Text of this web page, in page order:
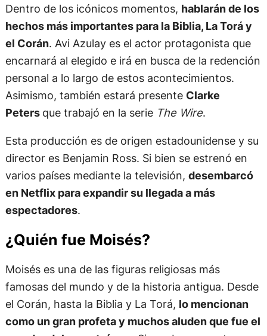
Dentro de los icónicos momentos, hablarán de los
hechos más importantes para la Biblia, La Torá y
el Corán. Avi Azulay es el actor protagonista que
encarnará al elegido e irá en busca de la redención
personal a lo largo de estos acontecimientos.
Asimismo, también estará presente Clarke
Peters que trabajó en la serie The Wire.
Esta producción es de origen estadounidense y su
director es Benjamin Ross. Si bien se estrenó en
varios países mediante la televisión, desembarcó
en Netflix para expandir su llegada a más
espectadores.
¿Quién fue Moisés?
Moisés es una de las figuras religiosas más
famosas del mundo y de la historia antigua. Desde
el Corán, hasta la Biblia y La Torá, lo mencionan
como un gran profeta y muchos aluden que fue el